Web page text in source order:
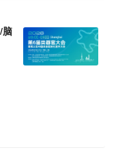
科学/仿生等前沿热点